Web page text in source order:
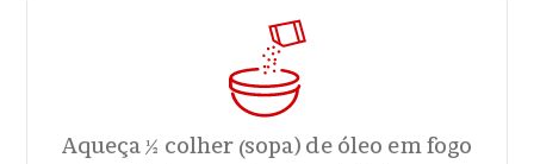
Aqueça ½ colher (sopa) de óleo em fogo